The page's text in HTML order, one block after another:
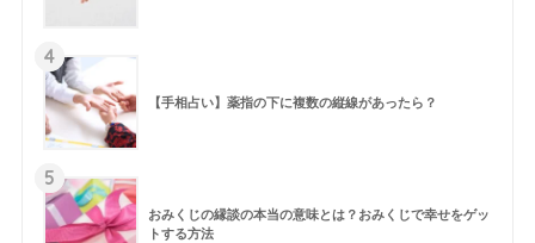
4
【手相占い】薬指の下に複数の縦線があったら？
5
おみくじの縁談の本当の意味とは？おみくじで幸せをゲッ
トする方法